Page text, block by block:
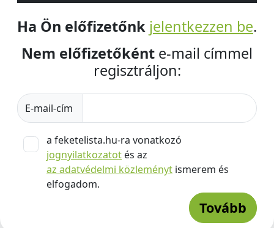
Ha Ön előfizetőnk jelentkezzen be.
Nem előfizetőként e-mail címmel
regisztráljon:
E-mail-cím
a feketelista.hu-ra vonatkozó
jognyilatkozatot és az
az adatvédelmi közleményt ismerem és
elfogadom.
Tovább